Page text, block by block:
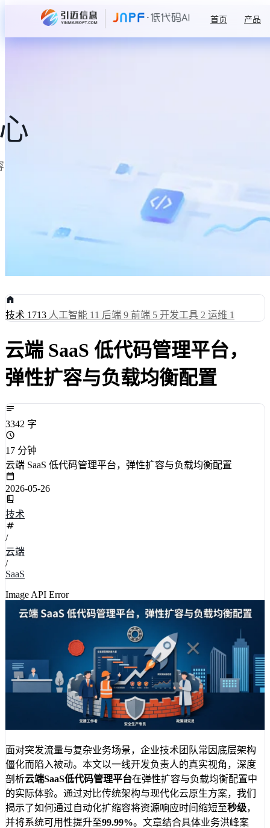
首页 产品
技术 1713 人工智能 11 后端 9 前端 5 开发工具 2 运维 1
云端 SaaS 低代码管理平台，
弹性扩容与负载均衡配置
3342 字
17 分钟
云端 SaaS 低代码管理平台，弹性扩容与负载均衡配置
2026-05-26
技术
/
云端
/
SaaS
Image API Error
面对突发流量与复杂业务场景，企业技术团队常因底层架构
僵化而陷入被动。本文以一线开发负责人的真实视角，深度
剖析云端SaaS低代码管理平台在弹性扩容与负载均衡配置中
的实际体验。通过对比传统架构与现代化云原生方案，我们
揭示了如何通过自动化扩缩容将资源响应时间缩短至秒级，
并将系统可用性提升至99.99%。文章结合具体业务洪峰案